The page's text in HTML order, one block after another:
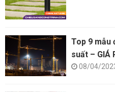
Top 9 mẫu
suất – GIÁ
08/04/